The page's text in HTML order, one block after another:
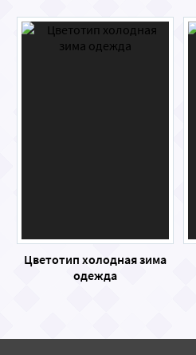
Цветотип холодная зима
одежда